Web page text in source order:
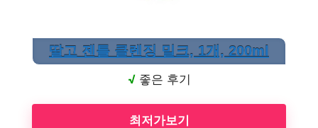
딸고 젠틀 클렌징 밀크, 1개, 200ml
√좋은 후기
최저가보기